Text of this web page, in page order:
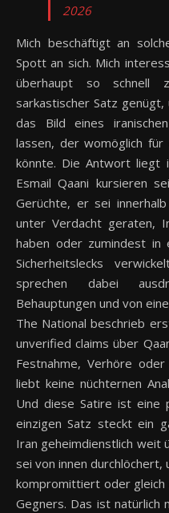
2026
Mich beschäftigt an
Spott an sich. Mich
überhaupt so schnell
sarkastischer Satz
das Bild eines
lassen, der womöglich
könnte. Die Antwort liegt
Esmail Qaani kursieren
Gerüchte, er sei
unter Verdacht geraten,
haben oder zumindest in
Sicherheitslecks
sprechen dabei
Behauptungen und von
The National beschrieb
unverified claims über
Festnahme, Verhöre
liebt keine nüchternen
Und diese Satire ist eine
einzigen Satz steckt ein
Iran geheimdienstlich weit
sei von innen durchlöchert,
kompromittiert oder
Gegners. Das ist natürlich